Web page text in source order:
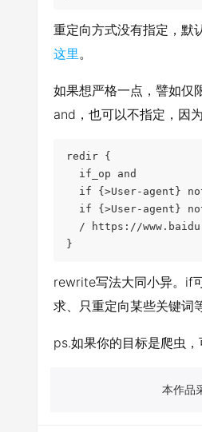
重定向方式没有指定，默
这里。
如果想严格一点，譬如仅
and，也可以不指定，因
redir {
}
rewrite写法大同小异。if
求、只重定向某些关键词
ps.如果你的目标是爬虫
本作品